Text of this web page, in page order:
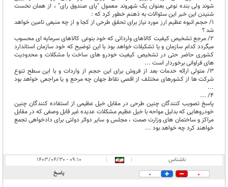
شوند ولی بنده نوعی بعنوان یک شهروند معمول "پای صندوق رای" ، از همان نخست
شنیدن این خبر این سئوالات به ذهنم خطور کرد که :
1/ حجم انبوه عظیم ارز مورد نیاز برای تحقق طرحی از کجا و از چه منبعی تامین خواهد
شد ؟
2/ مرجع تشخیص کیفیت کالاهای وارداتی که خود بنوعی کالاهای سرمایه ای محسوب
میگردد کدام سازمان و یا تشکیلات خواهد بود با این توضیح که خود سازمان استاندارد
کشوری حاضر حتی در تشخیص کیفیت خودرو های ساخت با مشکلات و محدودیت
های فراوانی برخوردار است ...
3/ متولی ارائه خدمات بعد از فروش برای این حجم از واردات و با این سطح تنوع
شرکت ها از کشورهای مختلف از اقصی نقاط جهان چه مرحع و یا مراجعی خواهد بود
...
4/ ...
پاسخ تصویب کنندگان چنین طرحی در مقابل خیل عظیمی از استفاده کنندگان چنین
خودروهایی که بدلیل مواحه با خیل عظیم مشکلات عدیده غیر قابل وصفی که در مقابل
مراکز و ساختمان های وزارت صمت ، مجلس و سایر دوائر دولتی برای دادخواهی تجمع
خواهند کرد چه خواهد بود ...
ناشناس |
|
۰۹:۱۰ - ۱۴۰۳/۰۴/۳۰
0
0 پاسخ